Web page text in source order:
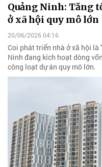
Quảng Ninh: Tăng
ở xã hội quy mô lớn
20/06/2026 04:16
Coi phát triển nhà ở xã hội
Ninh đang kích hoạt dòng
công loạt dự án quy mô lớn.